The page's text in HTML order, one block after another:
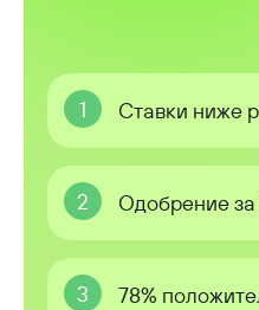
1 Ставки ниже
2 Одобрение
3 78%